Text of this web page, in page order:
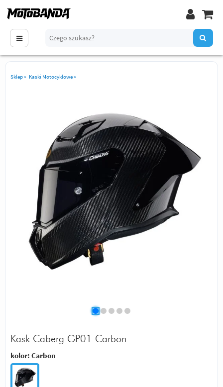
Sklep» Kaski Motocyklowe»
Kask Caberg GP01 Carbon
kolor: Carbon